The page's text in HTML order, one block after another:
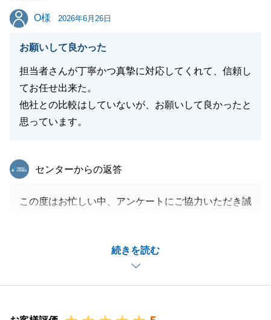
今後も不動産に関することで何かお困り事やご相談が
またお客様のお力になれる日を心より楽しみにしてお
ります。
O様
O様 2026年6月26日
お願いして良かった
担当者さんが丁寧かつ真摯に対応してくれて、信頼し
てお任せ出来た。
他社との比較はしていないが、お願いして良かったと
思っています。
続きを読む
東急リバブル
センターからの返答
この度はお忙しい中、アンケートにご協力いただき誠
お任せできた」との身に余るお言葉をいただき、大変
また、「お願いして良かった」と感じていただけたこ